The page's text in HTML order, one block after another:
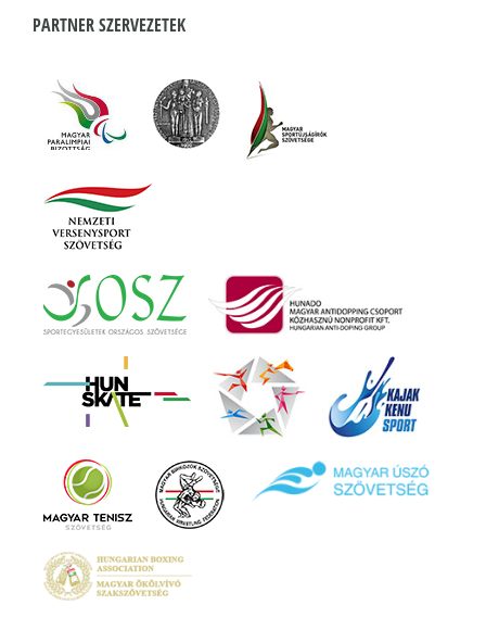
PARTNER SZERVEZETEK